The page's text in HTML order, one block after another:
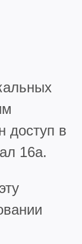
доступ в
16а.